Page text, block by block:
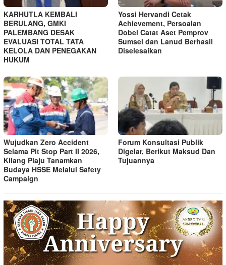
KARHUTLA KEMBALI
BERULANG, GMKI
PALEMBANG DESAK
EVALUASI TOTAL TATA
KELOLA DAN PENEGAKAN
HUKUM
Yossi Hervandi Cetak
Achievement, Persoalan
Dobel Catat Aset Pemprov
Sumsel dan Lanud Berhasil
Diselesaikan
Wujudkan Zero Accident
Selama Pit Stop Part II 2026,
Kilang Plaju Tanamkan
Budaya HSSE Melalui Safety
Campaign
Forum Konsultasi Publik
Digelar, Berikut Maksud Dan
Tujuannya